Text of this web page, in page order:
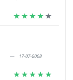
17-07-2008